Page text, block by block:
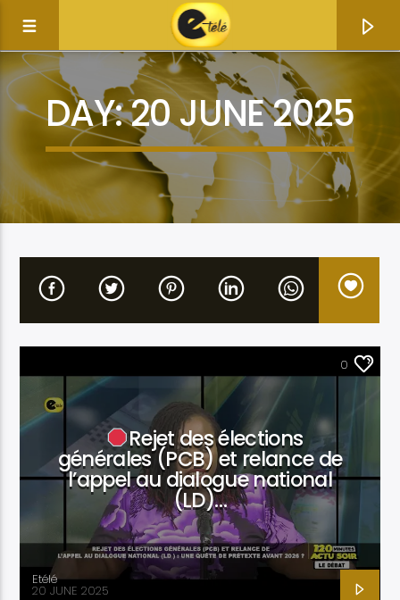
Artist
Etele en direct
DAY:20 JUNE 2025
0
Rejet des élections
générales (PCB) et relance de
l’appel au dialogue national
(LD)…
Etélé
20 JUNE 2025